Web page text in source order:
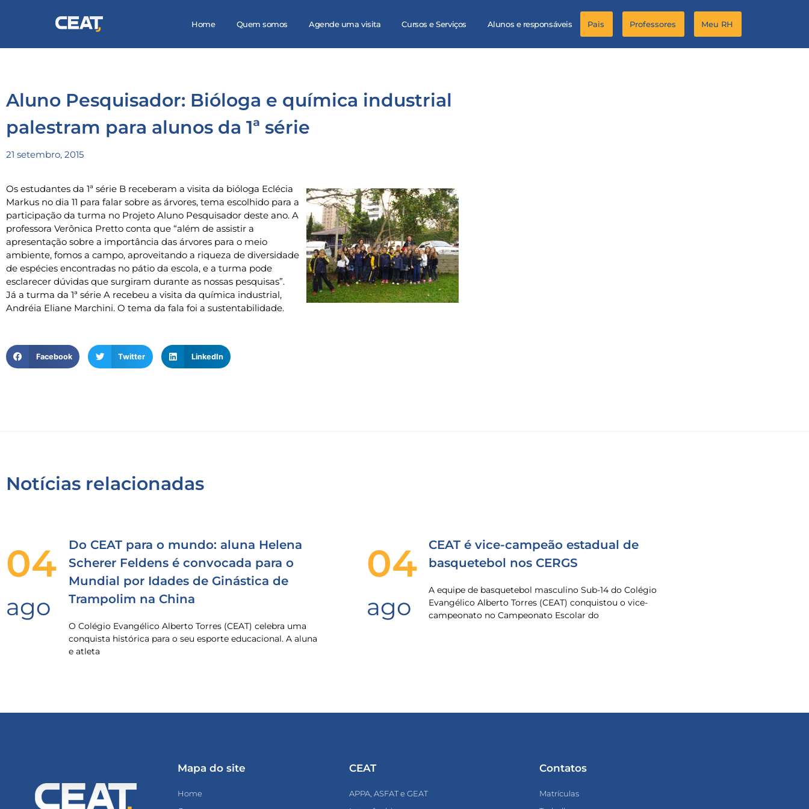
Home Quem somos Agende uma visita Cursos e Serviços Alunos e responsáveis Pais Professores Meu RH
Aluno Pesquisador: Bióloga e química industrial
palestram para alunos da 1ª série
21 setembro, 2015
Os estudantes da 1ª série B receberam a visita da bióloga Eclécia
Markus no dia 11 para falar sobre as árvores, tema escolhido para a
participação da turma no Projeto Aluno Pesquisador deste ano. A
professora Verônica Pretto conta que “além de assistir a
apresentação sobre a importância das árvores para o meio
ambiente, fomos a campo, aproveitando a riqueza de diversidade
de espécies encontradas no pátio da escola, e a turma pode
esclarecer dúvidas que surgiram durante as nossas pesquisas”.
Já a turma da 1ª série A recebeu a visita da química industrial,
Andréia Eliane Marchini. O tema da fala foi a sustentabilidade.
Facebook Twitter LinkedIn
Notícias relacionadas
04
ago
Do CEAT para o mundo: aluna Helena
Scherer Feldens é convocada para o
Mundial por Idades de Ginástica de
Trampolim na China
O Colégio Evangélico Alberto Torres (CEAT) celebra uma
conquista histórica para o seu esporte educacional. A aluna
e atleta
04
ago
CEAT é vice-campeão estadual de
basquetebol nos CERGS
A equipe de basquetebol masculino Sub-14 do Colégio
Evangélico Alberto Torres (CEAT) conquistou o vice-
campeonato no Campeonato Escolar do
Mapa do site
Home
CEAT
APPA, ASFAT e GEAT
Contatos
Matrículas